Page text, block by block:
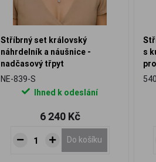
Stříbrný set královský
náhrdelník a náušnice -
nadčasový třpyt
NE-839-S
Ihned k odeslání
6 240 Kč
Do košíku
s